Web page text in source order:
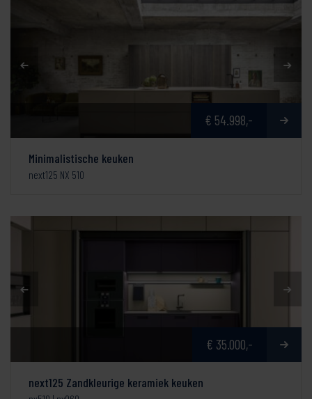
€ 54.998,-
Minimalistische keuken
next125 NX 510
€ 35.000,-
next125 Zandkleurige keramiek keuken